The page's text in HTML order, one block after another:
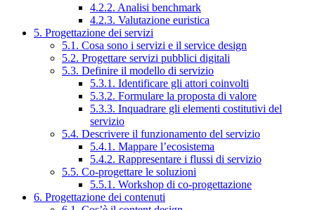
4.2.2. Analisi benchmark
4.2.3. Valutazione euristica
5. Progettazione dei servizi
5.1. Cosa sono i servizi e il service design
5.2. Progettare servizi pubblici digitali
5.3. Definire il modello di servizio
5.3.1. Identificare gli attori coinvolti
5.3.2. Formulare la proposta di valore
5.3.3. Inquadrare gli elementi costitutivi del
servizio
5.4. Descrivere il funzionamento del servizio
5.4.1. Mappare l’ecosistema
5.4.2. Rappresentare i flussi di servizio
5.5. Co-progettare le soluzioni
5.5.1. Workshop di co-progettazione
6. Progettazione dei contenuti